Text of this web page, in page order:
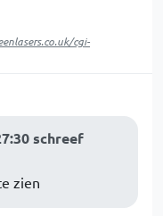
cgi-
schreef
zien